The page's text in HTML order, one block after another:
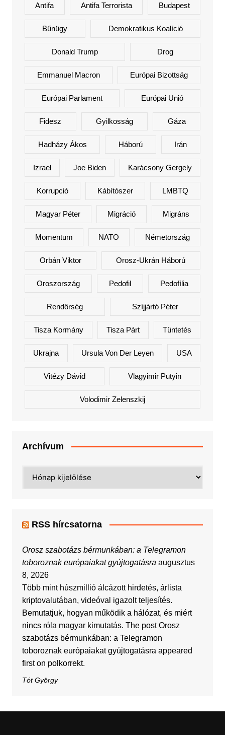
Antifa Antifa Terrorista Budapest
Bűnügy Demokratikus Koalíció
Donald Trump Drog
Emmanuel Macron Európai Bizottság
Európai Parlament Európai Unió
Fidesz Gyilkosság Gáza
Hadházy Ákos Háború Irán
Izrael Joe Biden Karácsony Gergely
Korrupció Kábítószer LMBTQ
Magyar Péter Migráció Migráns
Momentum NATO Németország
Orbán Viktor Orosz-Ukrán Háború
Oroszország Pedofil Pedofília
Rendőrség Szíjjártó Péter
Tisza Kormány Tisza Párt Tüntetés
Ukrajna Ursula Von Der Leyen USA
Vitézy Dávid Vlagyimir Putyin
Volodimir Zelenszkij
Archívum
RSS hírcsatorna
Orosz szabotázs bérmunkában: a Telegramon
toboroznak európaiakat gyújtogatásra augusztus
8, 2026
Több mint húszmillió álcázott hirdetés, árlista
kriptovalutában, videóval igazolt teljesítés.
Bemutatjuk, hogyan működik a hálózat, és miért
nincs róla magyar kimutatás. The post Orosz
szabotázs bérmunkában: a Telegramon
toboroznak európaiakat gyújtogatásra appeared
first on polkorrekt.
Tót György